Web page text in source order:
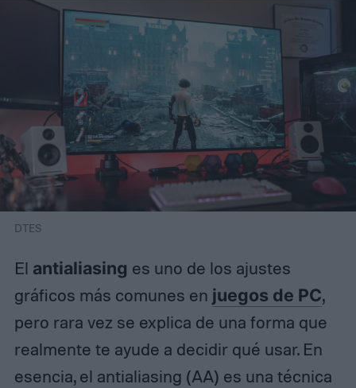
DTES
El antialiasing es uno de los ajustes
gráficos más comunes en juegos de PC,
pero rara vez se explica de una forma que
realmente te ayude a decidir qué usar. En
esencia, el antialiasing (AA) es una técnica